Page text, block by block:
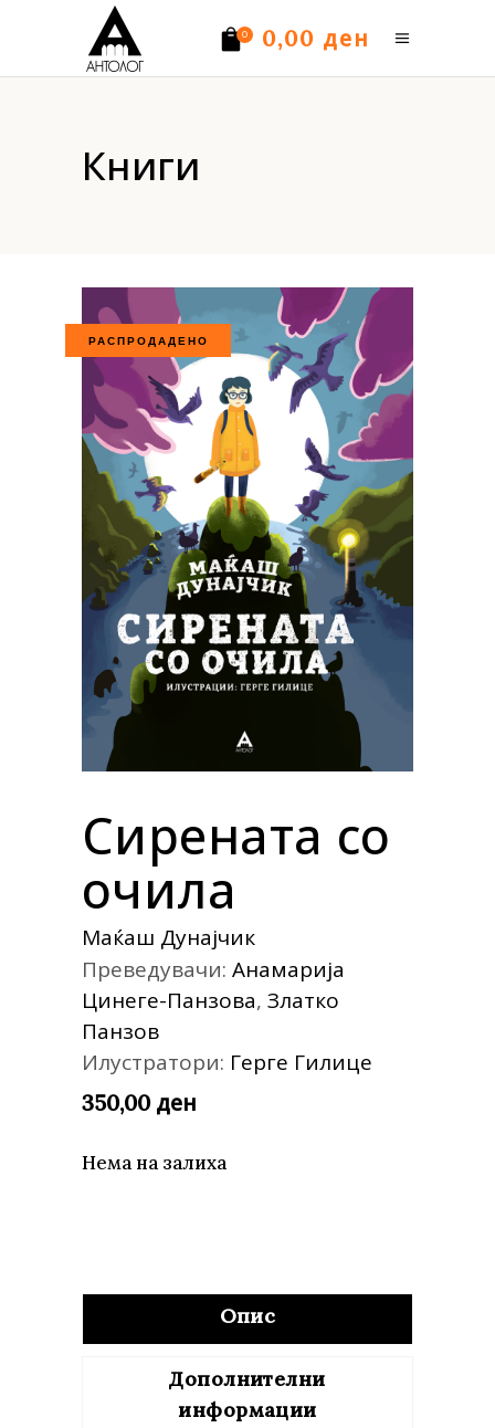
0 0,00 ден
Книги
РАСПРОДАДЕНО
Сирената со
очила
Маќаш Дунајчик
Преведувачи: Анамарија
Цинеге-Панзова, Златко
Панзов
Илустратори: Герге Гилице
350,00 ден
Нема на залиха
Опис
Дополнителни
информации